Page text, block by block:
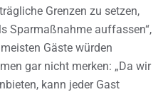
Grenzen zu setzen,
Sparmaßnahme auffassen“,
Gäste würden
gar nicht merken: „Da wir
kann jeder Gast